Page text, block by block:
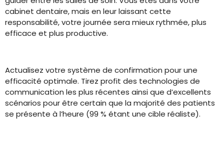
cabinet dentaire, mais en leur laissant cette
responsabilité, votre journée sera mieux rythmée, plus
efficace et plus productive.
Actualisez votre système de confirmation pour une
efficacité optimale. Tirez profit des technologies de
communication les plus récentes ainsi que d’excellents
scénarios pour être certain que la majorité des patients
se présente à l’heure (99 % étant une cible réaliste).